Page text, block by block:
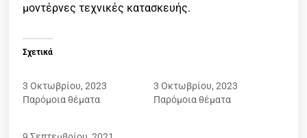
μοντέρνες τεχνικές κατασκευής.
Σχετικά
3 Οκτωβρίου, 2023
Παρόμοια θέματα
3 Οκτωβρίου, 2023
Παρόμοια θέματα